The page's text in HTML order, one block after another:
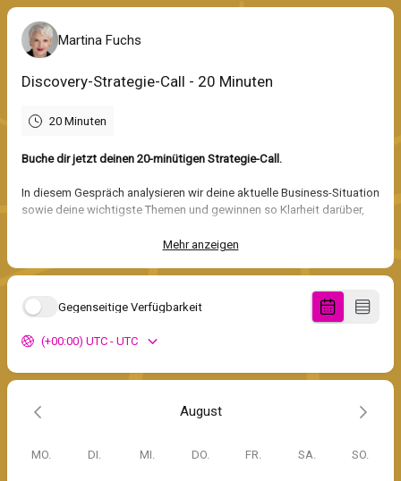
Martina Fuchs
Discovery-Strategie-Call - 20 Minuten
20 Minuten
Buche dir jetzt deinen 20-minütigen Strategie-Call.
In diesem Gespräch analysieren wir deine aktuelle Business-Situation
sowie deine wichtigste Themen und gewinnen so Klarheit darüber,
Wir klären unter anderem:
wofür du stehen musst, damit du
wie du deine Positionierung so schärfst, das sie
und wie daraus ein individuelleshochprofitables Experten-
eine starke wie lukrative Personen- & Expertenmarke aufzubauen,
Mehr anzeigen
Gegenseitige Verfügbarkeit
(+00:00) UTC - UTC
August
MO. DI. MI. DO. FR. SA. SO.